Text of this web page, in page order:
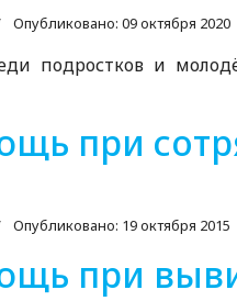
Опубликовано: 09 октября 2020
подростков и
при
Опубликовано: 19 октября 2015
при